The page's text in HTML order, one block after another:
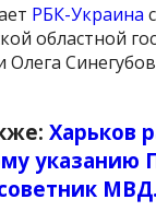
РБК-Украина
областной
Олега
Харьков
указанию
МВД.